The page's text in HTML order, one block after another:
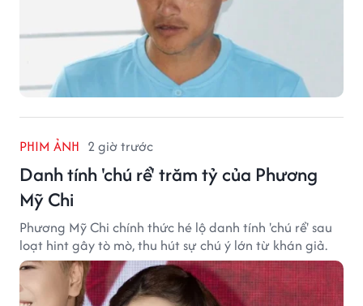
PHIM ẢNH 2 giờ trước
Danh tính 'chú rể' trăm tỷ của Phương
Mỹ Chi
Phương Mỹ Chi chính thức hé lộ danh tính 'chú rể' sau
loạt hint gây tò mò, thu hút sự chú ý lớn từ khán giả.